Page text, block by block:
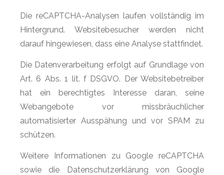
Die reCAPTCHA-Analysen laufen vollständig im
Hintergrund. Websitebesucher werden nicht
darauf hingewiesen, dass eine Analyse stattfindet.
Die Datenverarbeitung erfolgt auf Grundlage von
Art. 6 Abs. 1 lit. f DSGVO. Der Websitebetreiber
hat ein berechtigtes Interesse daran, seine
Webangebote vor missbräuchlicher
automatisierter Ausspähung und vor SPAM zu
schützen.
Weitere Informationen zu Google reCAPTCHA
sowie die Datenschutzerklärung von Google